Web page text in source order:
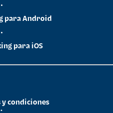
•
para Android
•
para iOS
•
condiciones